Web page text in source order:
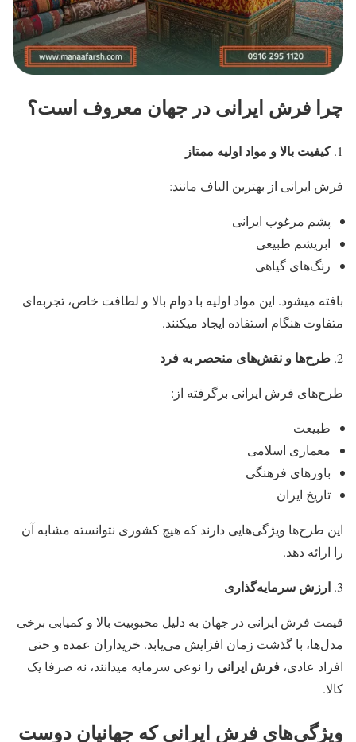
چرا فرش ایرانی در جهان معروف است؟
کیفیت بالا و مواد اولیه ممتاز
فرش ایرانی از بهترین الیاف مانند:
پشم مرغوب ایرانی
ابریشم طبیعی
رنگ‌های گیاهی
بافته میشود. این مواد اولیه با دوام بالا و لطافت خاص، تجربه‌ای
متفاوت هنگام استفاده ایجاد میکنند.
طرح‌ها و نقش‌های منحصر به فرد
طرح‌های فرش ایرانی برگرفته از:
طبیعت
معماری اسلامی
باورهای فرهنگی
تاریخ ایران
این طرح‌ها ویژگی‌هایی دارند که هیچ کشوری نتوانسته مشابه آن
را ارائه دهد.
ارزش سرمایه‌گذاری
قیمت فرش ایرانی در جهان به دلیل محبوبیت بالا و کمیابی برخی
مدل‌ها، با گذشت زمان افزایش می‌یابد. خریداران عمده و حتی
افراد عادی، فرش ایرانی را نوعی سرمایه میدانند، نه صرفا یک
کالا.
ویژگی‌های فرش ایرانی که جهانیان دوست